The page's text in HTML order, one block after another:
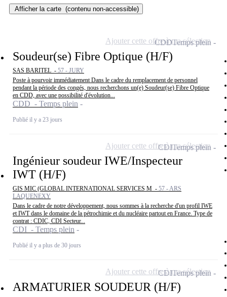
Afficher la carte (contenu non-accessible)
Soudeur(se) Fibre Optique (H/F)
SAS BARITEL - 57 - JURY
Poste à pourvoir immédiatement Dans le cadre du remplacement de personnel
pendant la période des congés, nous recherchons un(e) Soudeur(se) Fibre Optique
en CDD, avec une possibilité d'évolution...
CDD - Temps plein
Publié il y a 23 jours
CDDTemps plein
Ajouter cette offre à ma sélection
Ingénieur soudeur IWE/Inspecteur
IWT (H/F)
GIS MIC (GLOBAL INTERNATIONAL SERVICES M - 57 - ARS
LAQUENEXY
Dans le cadre de notre développement, nous sommes à la recherche d'un profil IWE
et IWT dans le domaine de la pétrochimie et du nucléaire partout en France. Type de
contrat : CDIC, CDI Secteur...
CDI - Temps plein
Publié il y a plus de 30 jours
CDITemps plein
Ajouter cette offre à ma sélection
ARMATURIER SOUDEUR (H/F)
CDITemps plein
Ajouter cette offre à ma sélection